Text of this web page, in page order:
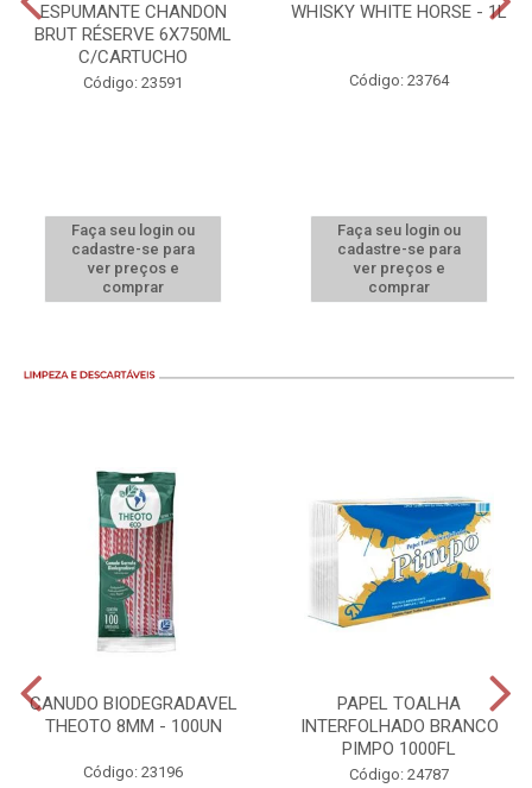
ESPUMANTE CHANDON
BRUT RÉSERVE 6X750ML
C/CARTUCHO
Código: 23591
Faça seu login ou
cadastre-se para
ver preços e
comprar
WHISKY WHITE HORSE - 1L
Código: 23764
Faça seu login ou
cadastre-se para
ver preços e
comprar
CANUDO BIODEGRADAVEL
THEOTO 8MM - 100UN
Código: 23196
PAPEL TOALHA
INTERFOLHADO BRANCO
PIMPO 1000FL
Código: 24787